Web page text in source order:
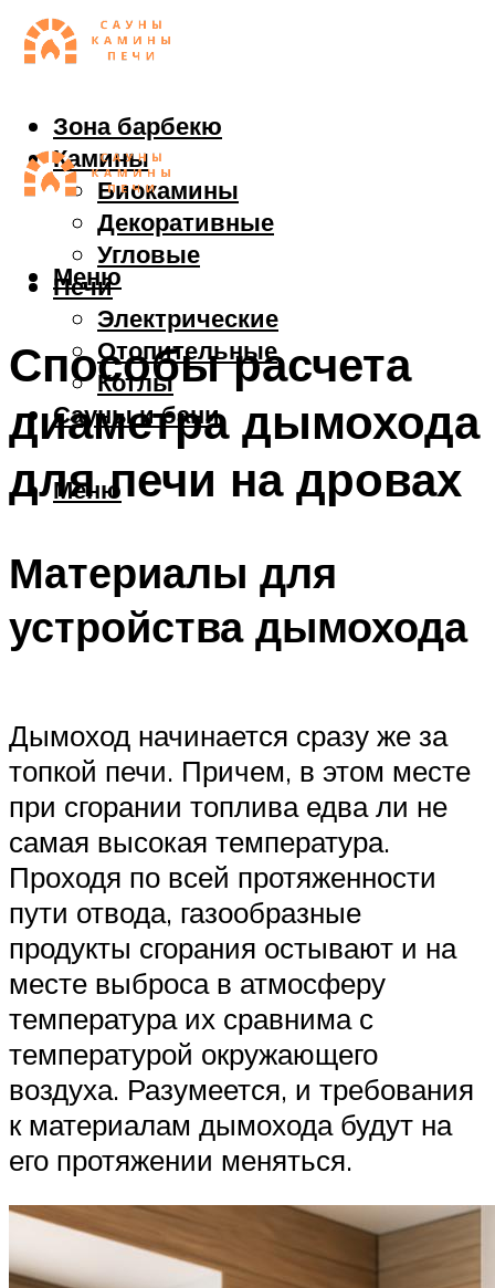
Зона барбекю
Камины
Биокамины
Декоративные
Угловые
Печи
Электрические
Отопительные
Котлы
Сауны и бани
Меню
Меню
Способы расчета
диаметра дымохода
для печи на дровах
Материалы для
устройства дымохода
Дымоход начинается сразу же за
топкой печи. Причем, в этом месте
при сгорании топлива едва ли не
самая высокая температура.
Проходя по всей протяженности
пути отвода, газообразные
продукты сгорания остывают и на
месте выброса в атмосферу
температура их сравнима с
температурой окружающего
воздуха. Разумеется, и требования
к материалам дымохода будут на
его протяжении меняться.